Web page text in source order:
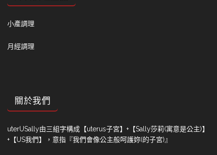
小產調理
月經調理
關於我們
uterUSally由三組字構成【uterus子宮】+【Sally莎莉(寓意是公主)】
+【US我們】，意指『我們會像公主般呵護妳(的子宮)』